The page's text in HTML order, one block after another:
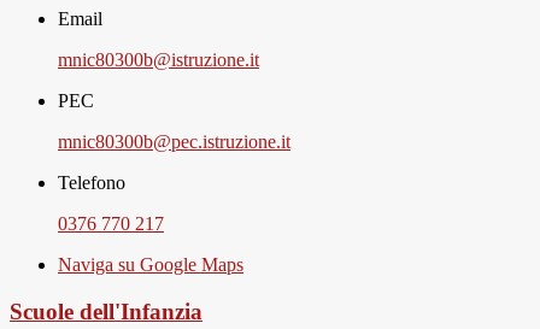
Email
mnic80300b@istruzione.it
PEC
mnic80300b@pec.istruzione.it
Telefono
0376 770 217
Naviga su Google Maps
Scuole dell'Infanzia